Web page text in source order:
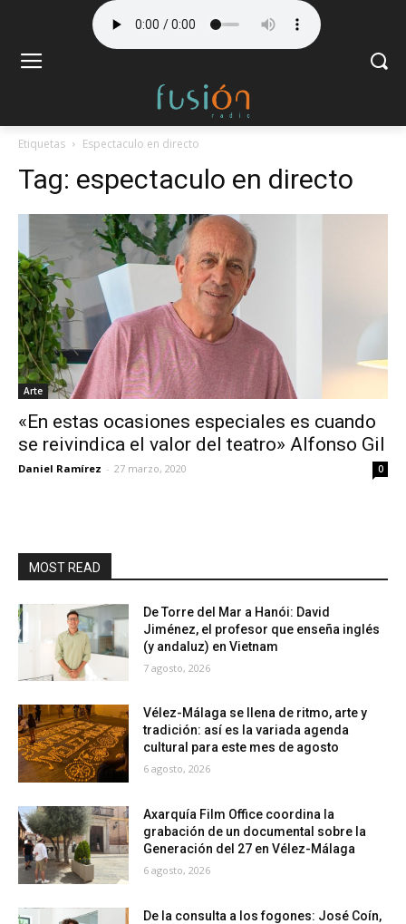
Etiquetas Espectaculo en directo
Tag: espectaculo en directo
Arte
«En estas ocasiones especiales es cuando
se reivindica el valor del teatro» Alfonso Gil
Daniel Ramírez - 27 marzo, 2020 0
MOST READ
De Torre del Mar a Hanói: David
Jiménez, el profesor que enseña inglés
(y andaluz) en Vietnam
7 agosto, 2026
Vélez-Málaga se llena de ritmo, arte y
tradición: así es la variada agenda
cultural para este mes de agosto
6 agosto, 2026
Axarquía Film Office coordina la
grabación de un documental sobre la
Generación del 27 en Vélez-Málaga
6 agosto, 2026
De la consulta a los fogones: José Coín,